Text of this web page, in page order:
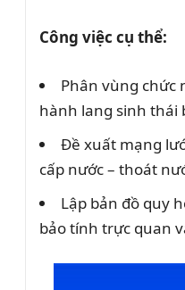
Công việc cụ thể:
Phân vùng chức
hành lang sinh thái
Đề xuất mạng
cấp nước – thoát
Lập bản đồ quy
bảo tính trực quan